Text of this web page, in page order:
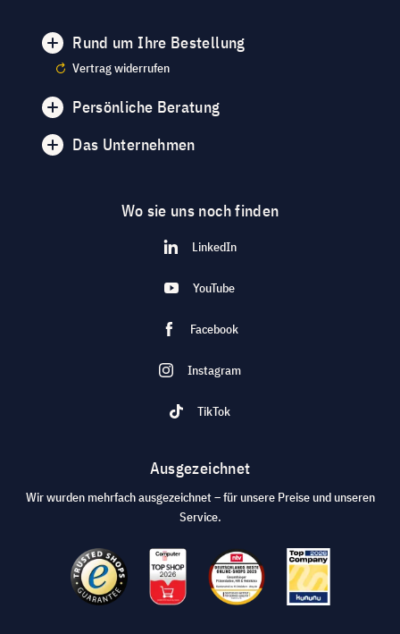
Rund um Ihre Bestellung
Vertrag widerrufen
Persönliche Beratung
Das Unternehmen
Wo sie uns noch finden
LinkedIn
YouTube
Facebook
Instagram
TikTok
Ausgezeichnet
Wir wurden mehrfach ausgezeichnet – für unsere Preise und unseren
Service.